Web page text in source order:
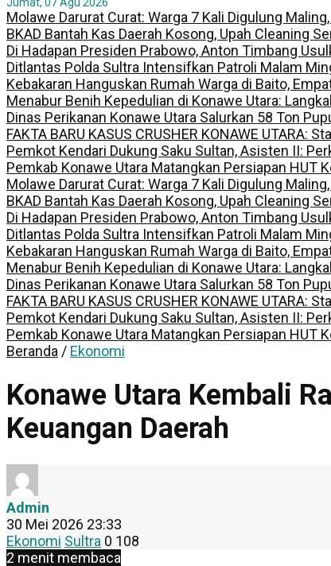
Molawe Darurat Curat: Warga 7 Kali Digulung
BKAD Bantah Kas Daerah Kosong, Upah Cleaning
Di Hadapan Presiden Prabowo, Anton Timbang
Ditlantas Polda Sultra Intensifkan Patroli Malam
Kebakaran Hanguskan Rumah Warga di Baito,
Menabur Benih Kepedulian di Konawe Utara:
Dinas Perikanan Konawe Utara Salurkan 58 Ton
FAKTA BARU KASUS CRUSHER KONAWE
Pemkot Kendari Dukung Saku Sultan, Asisten II:
Pemkab Konawe Utara Matangkan Persiapan HUT
Molawe Darurat Curat: Warga 7 Kali Digulung
BKAD Bantah Kas Daerah Kosong, Upah Cleaning
Di Hadapan Presiden Prabowo, Anton Timbang
Ditlantas Polda Sultra Intensifkan Patroli Malam
Kebakaran Hanguskan Rumah Warga di Baito,
Menabur Benih Kepedulian di Konawe Utara:
Dinas Perikanan Konawe Utara Salurkan 58 Ton
FAKTA BARU KASUS CRUSHER KONAWE
Pemkot Kendari Dukung Saku Sultan, Asisten II:
Pemkab Konawe Utara Matangkan Persiapan HUT
Beranda / Ekonomi
Konawe Utara Kembali
Keuangan Daerah
Admin
30 Mei 2026 23:33
Ekonomi Sultra 0 108
2 menit membaca